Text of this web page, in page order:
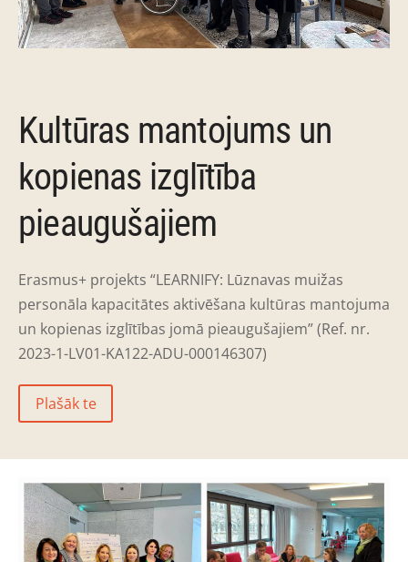
Kultūras mantojums un
kopienas izglītība
pieaugušajiem
Erasmus+ projekts “LEARNIFY: Lūznavas muižas
personāla kapacitātes aktivēšana kultūras mantojuma
un kopienas izglītības jomā pieaugušajiem” (Ref. nr.
2023-1-LV01-KA122-ADU-000146307)
Plašāk te